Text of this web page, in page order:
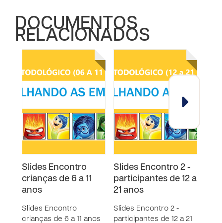
DOCUMENTOS
RELACIONADOS
Slides Encontro
crianças de 6 a 11
anos
Slides Encontro
crianças de 6 a 11 anos
Slides Encontro 2 -
participantes de 12 a
21 anos
Slides Encontro 2 -
participantes de 12 a 21